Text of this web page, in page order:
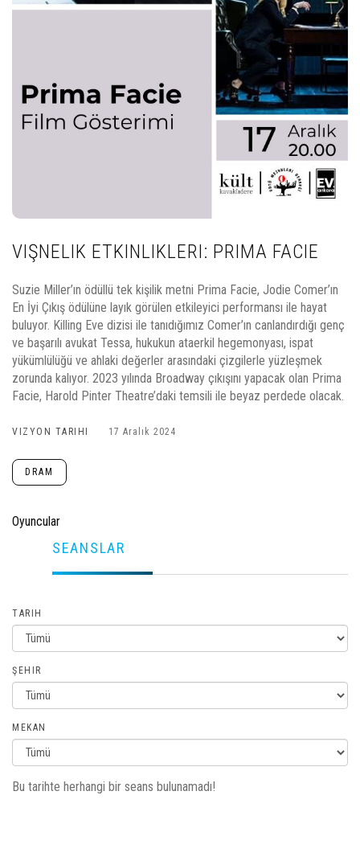
VIŞNELIK ETKINLIKLERI: PRIMA FACIE
Suzie Miller’ın ödüllü tek kişilik metni Prima Facie, Jodie Comer’ın
En İyi Çıkış ödülüne layık görülen etkileyici performansı ile hayat
buluyor. Killing Eve dizisi ile tanıdığımız Comer’ın canlandırdığı genç
ve başarılı avukat Tessa, hukukun ataerkil hegemonyası, ispat
yükümlülüğü ve ahlaki değerler arasındaki çizgilerle yüzleşmek
zorunda kalıyor. 2023 yılında Broadway çıkışını yapacak olan Prima
Facie, Harold Pinter Theatre’daki temsili ile beyaz perdede olacak.
VIZYON TARIHI 17 Aralık 2024
DRAM
Oyuncular
SEANSLAR
TARIH
ŞEHIR
MEKAN
Bu tarihte herhangi bir seans bulunamadı!